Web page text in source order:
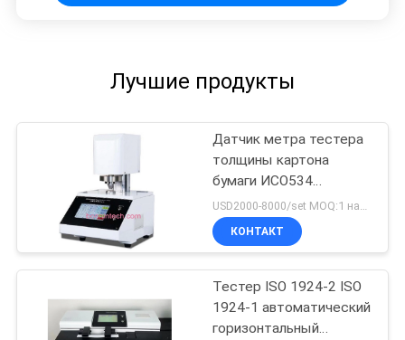
Лучшие продукты
Датчик метра тестера
толщины картона
бумаги ИСО534
ИСО3034
КОНТАКТ
Тестер ISO 1924-2 ISO
1924-1 автоматический
горизонтальный